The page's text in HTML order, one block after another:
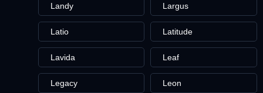
Landy Largus
Latio Latitude
Lavida Leaf
Legacy Leon